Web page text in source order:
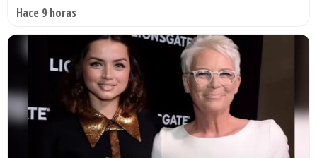
Hace 9 horas